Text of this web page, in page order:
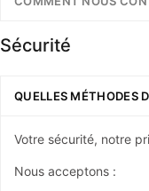
Sécurité
QUELLES MÉTHODES
Votre sécurité, notre
Nous acceptons :